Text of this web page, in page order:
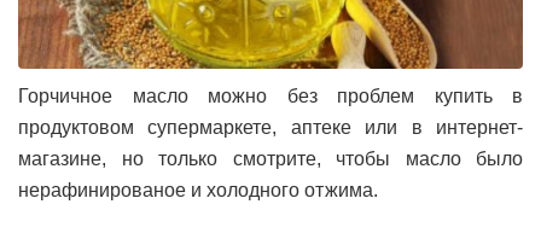
Горчичное масло можно без проблем купить в
продуктовом супермаркете, аптеке или в интернет-
магазине, но только смотрите, чтобы масло было
нерафинированое и холодного отжима.